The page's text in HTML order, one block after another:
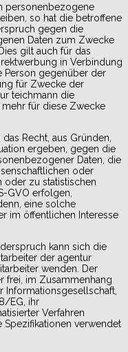
personenbezogene
so hat die betroffene
gegen die
Daten zum Zwecke
gilt auch für das
in Verbindung
Person gegenüber der
für Zwecke der
teichmann die
für diese Zwecke
Recht, aus Gründen,
ergeben, gegen die
Daten, die
oder
oder zu statistischen
GVO erfolgen,
eine solche
im öffentlichen Interesse
kann sich die
der agentur
wenden. Der
frei, im Zusammenhang
Informationsgesellschaft,
EG, ihr
Verfahren
Spezifikationen verwendet